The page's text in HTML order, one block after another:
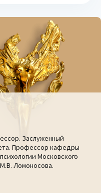
Заслуженный
Профессор кафедры
Московского
Ломоносова.